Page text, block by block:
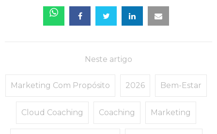
Neste artigo
Marketing Com Propósito 2026 Bem-Estar
Cloud Coaching Coaching Marketing